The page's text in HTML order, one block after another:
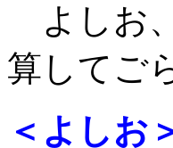
よしお
算してご
＜よしお